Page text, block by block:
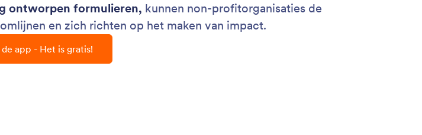
ontworpen formulieren, kunnen non-profitorganisaties de
en zich richten op het maken van impact.
app - Het is gratis!